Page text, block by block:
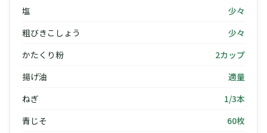
塩
少々
粗びきこしょう
少々
かたくり粉
2カップ
揚げ油
適量
ねぎ
1/3本
青じそ
60枚